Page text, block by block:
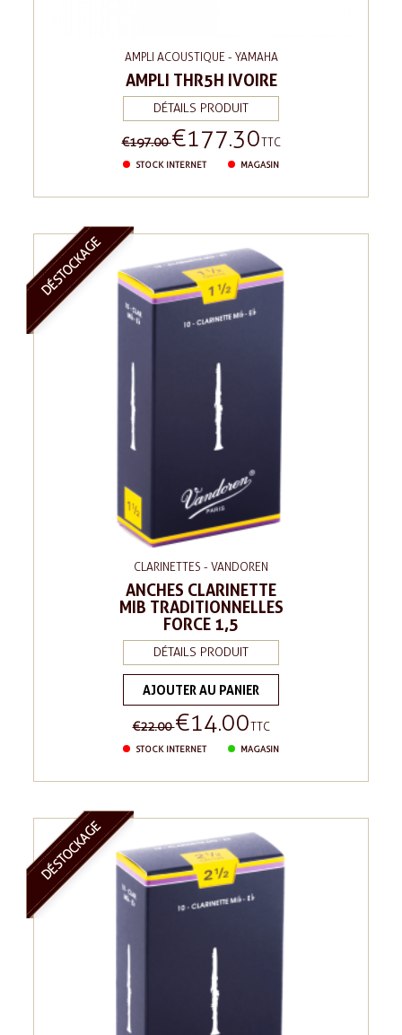
AMPLI ACOUSTIQUE - YAMAHA
AMPLI THR5H IVOIRE
DÉTAILS PRODUIT
Regular
€197.00Price
€177.30TTC
STOCK INTERNET MAGASIN
DÉSTOCKAGE
CLARINETTES - VANDOREN
ANCHES CLARINETTE
MIB TRADITIONNELLES
FORCE 1,5
DÉTAILS PRODUIT
AJOUTER AU PANIER
Regular
€22.00Price
€14.00TTC
STOCK INTERNET MAGASIN
DÉSTOCKAGE